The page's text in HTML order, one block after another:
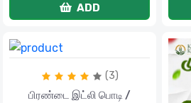
ADD
(3)
பிரண்டை இட்லி பொடி /